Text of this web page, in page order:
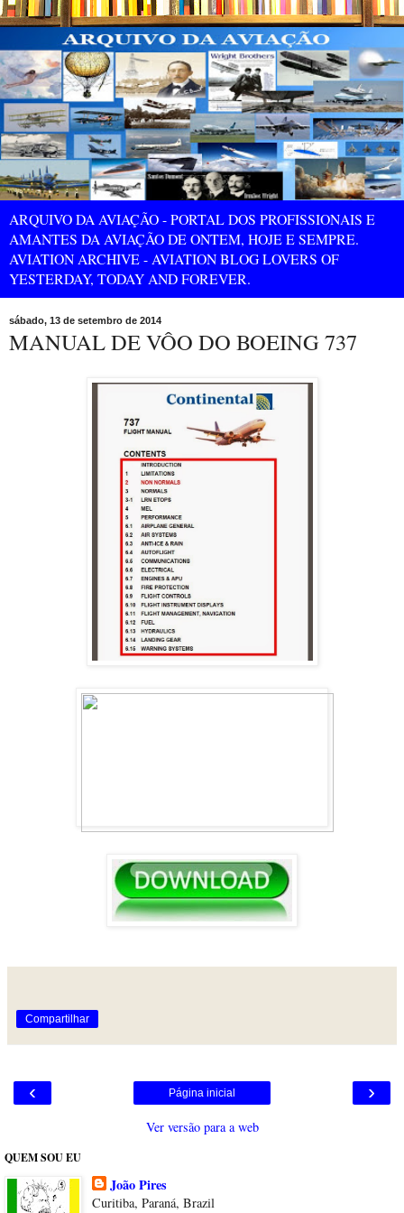
ARQUIVO DA AVIAÇÃO - PORTAL DOS PROFISSIONAIS E
AMANTES DA AVIAÇÃO DE ONTEM, HOJE E SEMPRE.
AVIATION ARCHIVE - AVIATION BLOG LOVERS OF
YESTERDAY, TODAY AND FOREVER.
sábado, 13 de setembro de 2014
MANUAL DE VÔO DO BOEING 737
Compartilhar
‹ ›
Página inicial
Ver versão para a web
QUEM SOU EU
João Pires
Curitiba, Paraná, Brazil